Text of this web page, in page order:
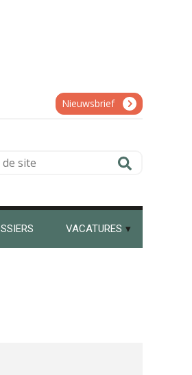
Nieuwsbrief
VACATURES
Bob de Koning